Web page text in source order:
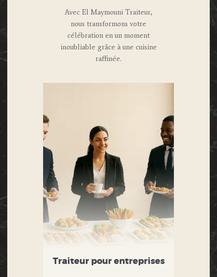
Avec El Maymouni Traiteur,
nous transformons votre
célébration en un moment
inoubliable grâce à une cuisine
raffinée.
Traiteur pour entreprises